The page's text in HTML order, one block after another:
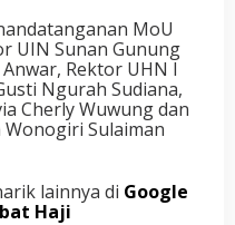
MoU
UIN Sunan Gunung
Rektor UHN I
Ngurah Sudiana,
Cherly Wuwung dan
Wonogiri Sulaiman
lainnya di Google
Haji